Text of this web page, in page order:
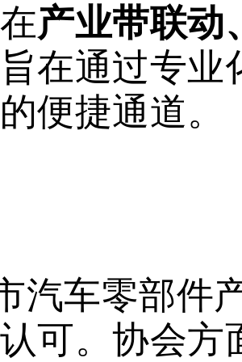
产业带联动
旨在通过专
便捷通道。
汽车零部件
可。协会方